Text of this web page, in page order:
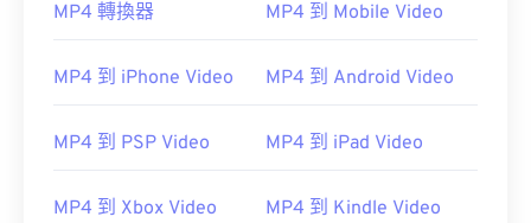
MP4 轉換器 MP4 到 Mobile Video
MP4 到 iPhone Video MP4 到 Android Video
MP4 到 PSP Video MP4 到 iPad Video
MP4 到 Xbox Video MP4 到 Kindle Video